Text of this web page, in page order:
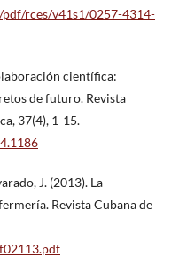
rces/v41s1/0257-4314-
científica:
de futuro. Revista
37(4), 1-15.
J. (2013). La
Revista Cubana de